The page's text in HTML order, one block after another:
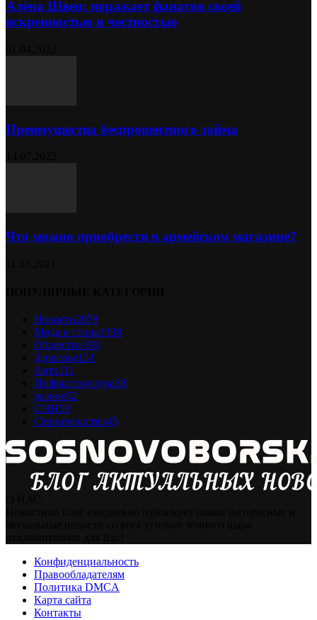
Алёна Швец: поражает фанатов своей
искренностью и честностью
Преимущества беспроцентного займа
Что можно приобрести в армейском магазине?
Новости2078
Мода и стиль1398
Общество393
Здоровье131
Авто111
Инфраструктура58
разное52
СНН50
Строительство45
Конфиденциальность
Правообладателям
Политика DMCA
Карта сайта
Контакты